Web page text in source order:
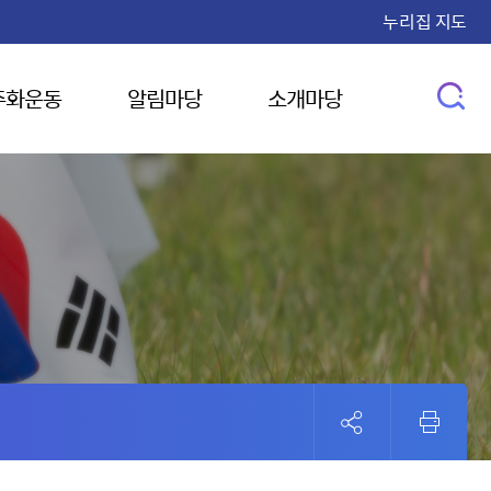
누리집 지도
운동 알림마당 소개마당